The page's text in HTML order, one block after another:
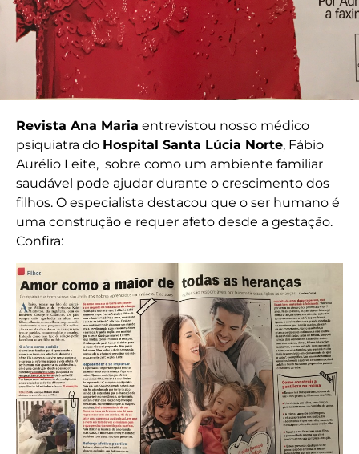
Revista Ana Maria entrevistou nosso médico
psiquiatra do Hospital Santa Lúcia Norte, Fábio
Aurélio Leite, sobre como um ambiente familiar
saudável pode ajudar durante o crescimento dos
filhos. O especialista destacou que o ser humano é
uma construção e requer afeto desde a gestação.
Confira: